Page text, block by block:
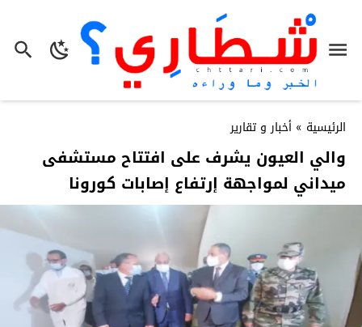
الرئيسية » أخبار و تقارير
والي العيون يشرف على افتتاح مستشفى
ميداني لمواجهة إرتفاع إصابات كورونا